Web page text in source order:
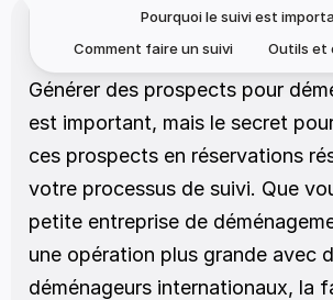
Pourquoi le suivi est
Comment faire un suivi
Outils et
Générer des prospects pour
est important, mais le secret
ces prospects en réservations
votre processus de suivi. Que
petite entreprise de
une opération plus grande avec
déménageurs internationaux, la